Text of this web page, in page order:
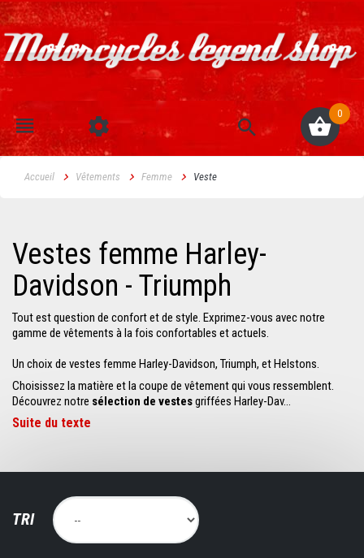
0
Accueil Vêtements Femme Veste
Vestes femme Harley-
Davidson - Triumph
Tout est question de confort et de style. Exprimez-vous avec notre
gamme de vêtements à la fois confortables et actuels.
Un choix de vestes femme Harley-Davidson, Triumph, et Helstons.
Choisissez la matière et la coupe de vêtement qui vous ressemblent.
Découvrez notre sélection de vestesgriffées Harley-Dav...
Suite du texte
TRI